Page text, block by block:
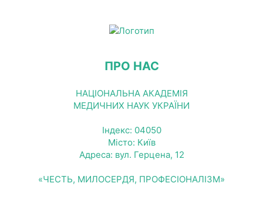
ПРО НАС
НАЦІОНАЛЬНА АКАДЕМІЯ
МЕДИЧНИХ НАУК УКРАЇНИ
Індекс: 04050
Місто: Київ
Адреса: вул. Герцена, 12
«ЧЕСТЬ, МИЛОСЕРДЯ, ПРОФЕСІОНАЛІЗМ»